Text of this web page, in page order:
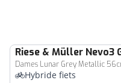
Riese & Müller Nevo3
Dames Lunar Grey Metallic
Hybride fiets